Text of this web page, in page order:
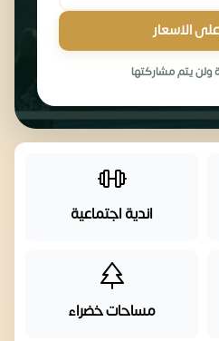
الاسعار
ولن يتم مشاركتها
اندية اجتماعية
مساحات خضراء